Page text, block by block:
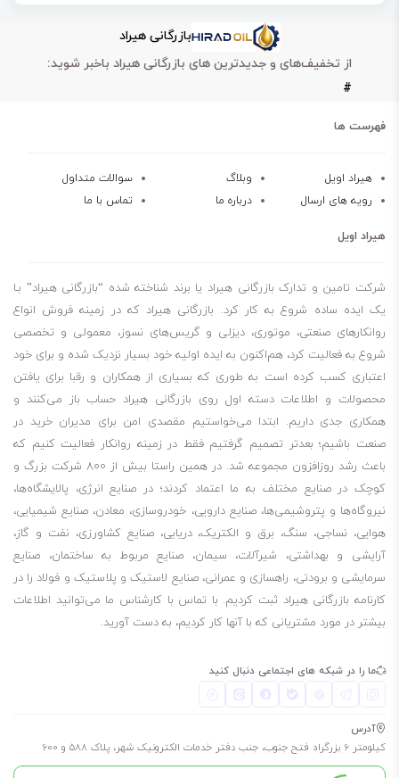
به طور کلی روغن صنعتی محصول بسیار کاربردی است ست که با استفاده از
آن می توانیم طول عمر دستگاه و قطعات را بالا تر ببریم. قیمت روغن
صنعتی با توجه به کاربرد هایی که دارد کاملاً استاندارد بوده و می‌توان گفت
که صنعت گران زیادی برای خرید این محصول اقدام می‌کنند. شما با خریداری
روغن صنعتی خاصیت روغنی دارد که با نشستن بر روی قطعات باعث می
شود که آن ها حرکتی روان داشته باشند و کمتر دچار آسیب دیدگی و ضربه
هستند و برند روغن صنعتی بهران جزء معروف ترین برند های داخلی است.
نمایش بیشتر
خاصیت پایداری اکسیداسیون عالی
بازرگانی هیراد
از تخفیف‌های و جدیدترین های بازرگانی هیراد باخبر شوید:
#
فهرست ها
هیراد اویل وبلاگ
سوالات متداول
رویه های ارسال
درباره ما تماس با ما
هیراد اویل
شرکت تامین و تدارک بازرگانی هیراد یا برند شناخته شده “بازرگانی هیراد” بـا
یک ایده ساده شروع به کار کرد. بازرگانی هیراد که در زمینه فروش انواع
روانکارهای صنعتی، موتوری، دیزلی و گریس‌های نسوز، معمولی و تخصصی
شروع به فعالیت کرد، هم‌اکنون به ایده اولیه خود بسیار نزدیک شده و برای خود
اعتباری کسب کرده است به طوری که بسیاری از همکاران و رقبا برای یافتن
محصولات و اطلاعات دسته اول روی بازرگانی هیراد حساب باز می‌کنند و
همکاری جدی داریم. ابتدا می‌خواستیم مقصدی امن برای مدیران خرید در
صنعت باشیم؛ بعدتر تصمیم گرفتیم فقط در زمینه روانکار فعالیت کنیم که
باعث رشد روزافزون مجموعه شد. در همین راستا بیش از 800 شرکت بزرگ و
کوچک در صنایع مختلف به ما اعتماد کردند؛ در صنایع انرژی، پالایشگاه‌ها،
نیروگاه‌ها و پتروشیمی‌ها، صنایع دارویی، خودروسازی، معادن، صنایع شیمیایی،
هوایی، نساجی، سنگ، برق و الکتریک، دریایی، صنایع کشاورزی، نفت و گاز،
آرایشی و بهداشتی، شیرآلات، سیمان، صنایع مربوط به ساختمان، صنایع
سرمایشی و برودتی، راهسازی و عمرانی، صنایع لاستیک و پلاستیک و فولاد را در
کارنامه بازرگانی هیراد ثبت کردیم. با تماس با کارشناس ما می‌توانید اطلاعات
بیشتر در مورد مشتریانی که با آنها کار کردیم، به دست آورید.
ما را در شبکه های اجتماعی دنبال کنید
آدرس
کیلومتر 6 بزرگراه فتح جنوب، جنب دفتر خدمات الکترونیک شهر، پلاک 588 و 600